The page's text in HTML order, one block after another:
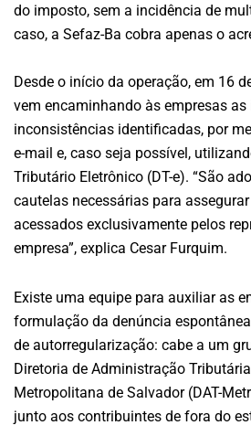
do imposto, sem a incidência de
caso, a Sefaz-Ba cobra apenas o
Desde o início da operação, em 16
vem encaminhando às empresas
inconsistências identificadas, por
e-mail e, caso seja possível,
Tributário Eletrônico (DT-e). “São
cautelas necessárias para
acessados exclusivamente pelos
empresa”, explica Cesar Furquim.
Existe uma equipe para auxiliar as
formulação da denúncia
de autorregularização: cabe a um
Diretoria de Administração
Metropolitana de Salvador (DAT-
junto aos contribuintes de fora do